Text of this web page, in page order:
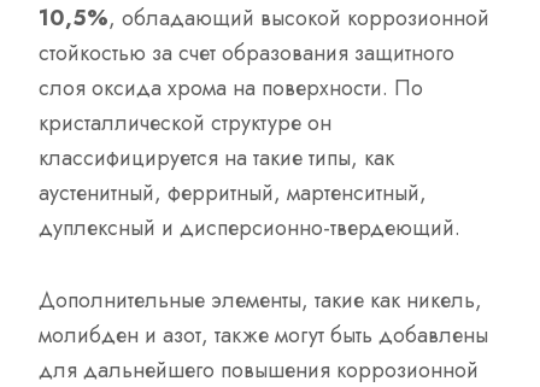
10,5%, обладающий высокой коррозионной
стойкостью за счет образования защитного
слоя оксида хрома на поверхности. По
кристаллической структуре он
классифицируется на такие типы, как
аустенитный, ферритный, мартенситный,
дуплексный и дисперсионно-твердеющий.
Дополнительные элементы, такие как никель,
молибден и азот, также могут быть добавлены
для дальнейшего повышения коррозионной